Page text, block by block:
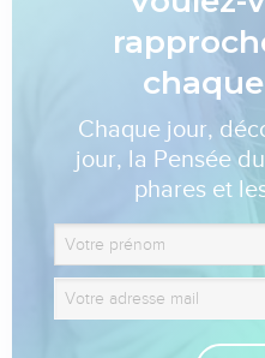
Chaque jour,
jour, la Pensée
phares et